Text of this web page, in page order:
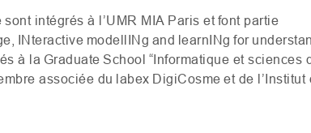
sont intégrés à l’UMR MIA Paris et font partie
INteractive modellINg and learnINg for
à la Graduate School “Informatique et sciences
associée du labex DigiCosme et de